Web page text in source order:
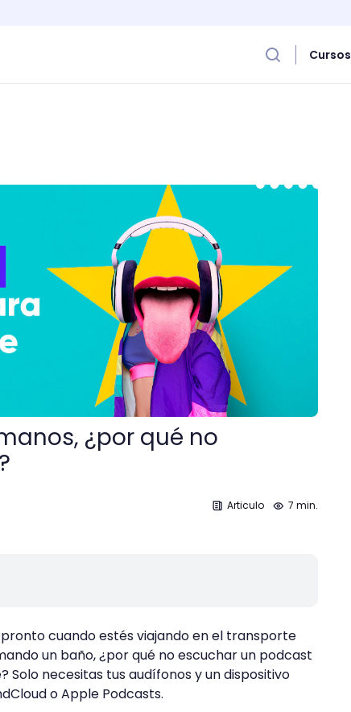
Cursos
un podcast?
¿por qué no
Articulo 7 min.
cuando estés viajando en el transporte
un baño, ¿por qué no escuchar un podcast
necesitas tus audífonos y un dispositivo
o Apple Podcasts.